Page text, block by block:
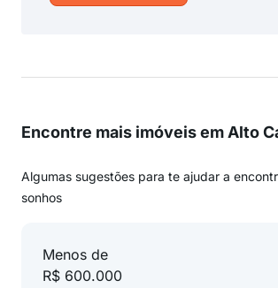
Encontre mais imóveis em Alto
Algumas sugestões para te ajudar a
sonhos
Menos de
R$ 600.000